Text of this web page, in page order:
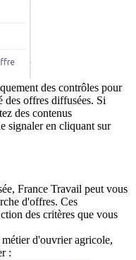
des contrôles pour
offres diffusées. Si
des contenus
signaler en cliquant sur
France Travail peut vous
d'offres. Ces
des critères que vous
d'ouvrier agricole,
: